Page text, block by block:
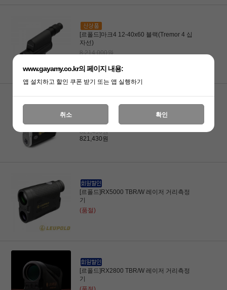
[르폴드]마크4 12-40x60 블랙(Tremor 4 십
자선)
8,214,000원
[르폴드]GX-5c 골프 레이저 거리측정기
821,430원
821,430원
[르폴드]RX5000 TBR/W 레이저 거리측정
기
(품절)
[르폴드]RX2800 TBR/W 레이저 거리측정
기
www.gayamy.co.kr의 페이지 내용:
앱 설치하고 할인 쿠폰 받기 또는 앱 실행하기
취소 확인